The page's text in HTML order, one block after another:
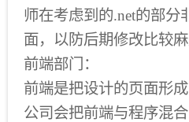
师在考虑到的.net的部
面，以防后期修改比较麻
前端部门：
前端是把设计的页面形
公司会把前端与程序混